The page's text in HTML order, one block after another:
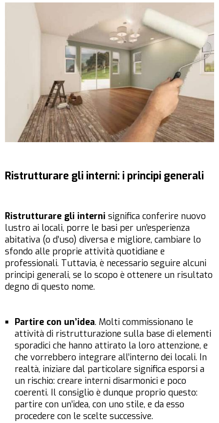
Ristrutturare gli interni: i principi generali
Ristrutturare gli interni significa conferire nuovo
lustro ai locali, porre le basi per un’esperienza
abitativa (o d’uso) diversa e migliore, cambiare lo
sfondo alle proprie attività quotidiane e
professionali. Tuttavia, è necessario seguire alcuni
principi generali, se lo scopo è ottenere un risultato
degno di questo nome.
Partire con un’idea. Molti commissionano le
attività di ristrutturazione sulla base di elementi
sporadici che hanno attirato la loro attenzione, e
che vorrebbero integrare all’interno dei locali. In
realtà, iniziare dal particolare significa esporsi a
un rischio: creare interni disarmonici e poco
coerenti. Il consiglio è dunque proprio questo:
partire con un’idea, con uno stile, e da esso
procedere con le scelte successive.